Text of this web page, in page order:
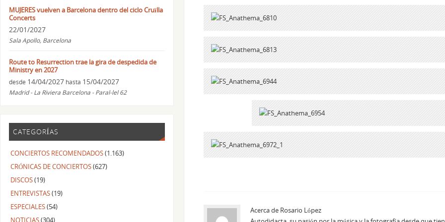
Acerca de Rosario López
MUJERES vuelven a Barcelona dentro del ciclo Cruïlla
Concerts
22/01/2027
Sala Apollo, Barcelona
Route to Resurrection trae la gira de despedida de
Ministry en 2027
desde 14/04/2027 hasta 15/04/2027
Madrid - La Riviera Barcelona - Paral-lel 62
CATEGORÍAS
CONCIERTOS RECOMENDADOS(1.163)
CRÓNICAS DE CONCIERTOS(627)
DISCOS(19)
ENTREVISTAS(19)
ESPECIALES(54)
NOTICIAS(304)